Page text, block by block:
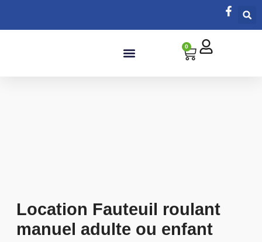
0
Location Fauteuil roulant
manuel adulte ou enfant